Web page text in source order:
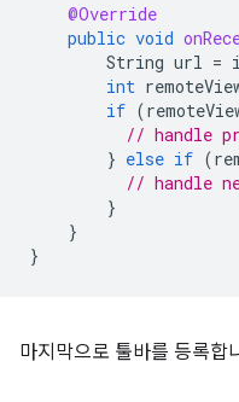
@Override
public void
String url =
int
if (
// handle
} else if (
// handle
}
}
}
마지막으로 툴바를 등록합